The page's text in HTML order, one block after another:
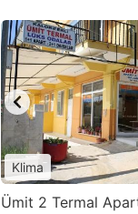
Klima
Ümit 2 Termal